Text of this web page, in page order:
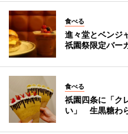
食べる
進々堂とベンジ
祇園祭限定バー
食べる
祇園四条に「ク
い」 生黒糖わ